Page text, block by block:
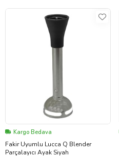
Kargo Bedava
Fakir Uyumlu Lucca Q Blender
Parçalayıcı Ayak Siyah